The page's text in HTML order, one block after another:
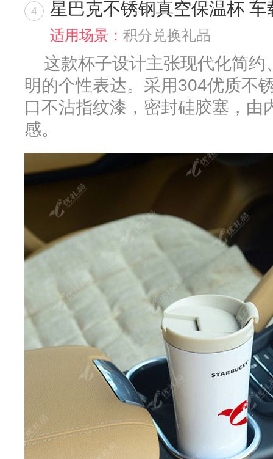
4 星巴克不锈钢真空保温杯 车
适用场景： 积分兑换礼品
这款杯子设计主张现代化简约
明的个性表达。采用304优质不
口不沾指纹漆，密封硅胶塞，由
感。